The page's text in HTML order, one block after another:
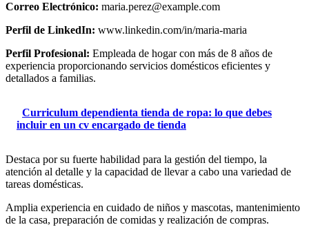
Correo Electrónico: maria.perez@example.com
Perfil de LinkedIn: www.linkedin.com/in/maria-maria
Perfil Profesional: Empleada de hogar con más de 8 años de
experiencia proporcionando servicios domésticos eficientes y
detallados a familias.
Curriculum dependienta tienda de ropa: lo que debes
incluir en un cv encargado de tienda
Destaca por su fuerte habilidad para la gestión del tiempo, la
atención al detalle y la capacidad de llevar a cabo una variedad de
tareas domésticas.
Amplia experiencia en cuidado de niños y mascotas, mantenimiento
de la casa, preparación de comidas y realización de compras.